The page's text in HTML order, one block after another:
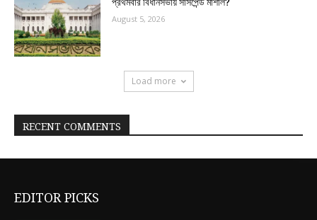
প্রথমবার বিধানসভায় সাসপেন্ড মার্শাল?
August 5, 2026
Load more
RECENT COMMENTS
EDITOR PICKS